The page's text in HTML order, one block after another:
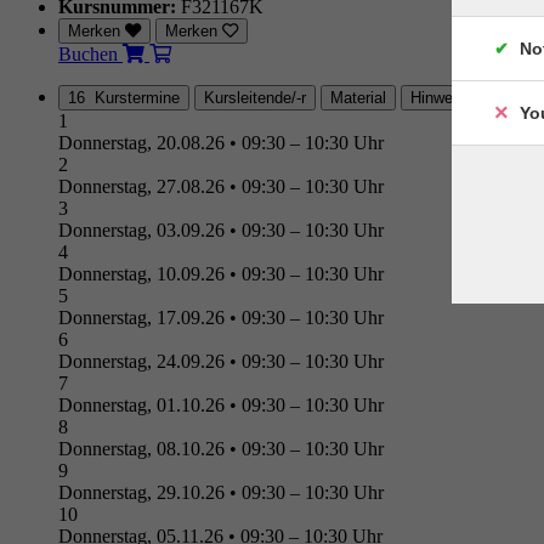
Kursnummer: F321167K
Merken Merken
Buchen
16 Kurstermine Kursleitende/-r Material Hinweis
1
Donnerstag, 20.08.26 • 09:30 – 10:30 Uhr
2
Donnerstag, 27.08.26 • 09:30 – 10:30 Uhr
3
Donnerstag, 03.09.26 • 09:30 – 10:30 Uhr
4
Donnerstag, 10.09.26 • 09:30 – 10:30 Uhr
5
Donnerstag, 17.09.26 • 09:30 – 10:30 Uhr
6
Donnerstag, 24.09.26 • 09:30 – 10:30 Uhr
7
Donnerstag, 01.10.26 • 09:30 – 10:30 Uhr
8
Donnerstag, 08.10.26 • 09:30 – 10:30 Uhr
9
Donnerstag, 29.10.26 • 09:30 – 10:30 Uhr
10
Donnerstag, 05.11.26 • 09:30 – 10:30 Uhr